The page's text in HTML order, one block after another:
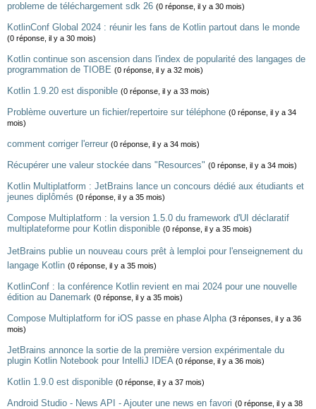
probleme de téléchargement sdk 26 (0 réponse, il y a 30 mois)
KotlinConf Global 2024 : réunir les fans de Kotlin partout dans le monde
(0 réponse, il y a 30 mois)
Kotlin continue son ascension dans l'index de popularité des langages de
programmation de TIOBE (0 réponse, il y a 32 mois)
Kotlin 1.9.20 est disponible (0 réponse, il y a 33 mois)
Problème ouverture un fichier/repertoire sur téléphone (0 réponse, il y a 34
mois)
comment corriger l'erreur (0 réponse, il y a 34 mois)
Récupérer une valeur stockée dans "Resources" (0 réponse, il y a 34 mois)
Kotlin Multiplatform : JetBrains lance un concours dédié aux étudiants et
jeunes diplômés (0 réponse, il y a 35 mois)
Compose Multiplatform : la version 1.5.0 du framework d'UI déclaratif
multiplateforme pour Kotlin disponible (0 réponse, il y a 35 mois)
JetBrains publie un nouveau cours prêt à lemploi pour l'enseignement du
langage Kotlin (0 réponse, il y a 35 mois)
KotlinConf : la conférence Kotlin revient en mai 2024 pour une nouvelle
édition au Danemark (0 réponse, il y a 35 mois)
Compose Multiplatform for iOS passe en phase Alpha (3 réponses, il y a 36
mois)
JetBrains annonce la sortie de la première version expérimentale du
plugin Kotlin Notebook pour IntelliJ IDEA (0 réponse, il y a 36 mois)
Kotlin 1.9.0 est disponible (0 réponse, il y a 37 mois)
Android Studio - News API - Ajouter une news en favori (0 réponse, il y a 38